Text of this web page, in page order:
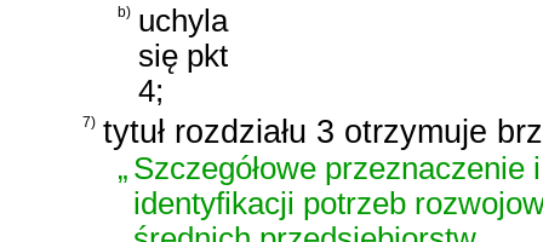
b) uchyla
się pkt
4;
7) tytuł rozdziału 3 otrzymuje
„Szczegółowe
identyfikacji potrzeb